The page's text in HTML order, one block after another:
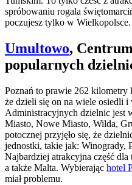
spróbowaniu rogala
poczujesz tylko w Wielkopolsce.
Umultowo,
popularnych
Poznań to prawie 262
że dzieli się on na wiele osiedli
Administracyjnych dzielnic jest
Miasto, Nowe Miasto, Wilda,
potocznej przyjęło się, że
jednostki, takie jak: Winogrady,
Najbardziej atrakcyjna część
a także Malta. Wybierając hotel
miał problemu.